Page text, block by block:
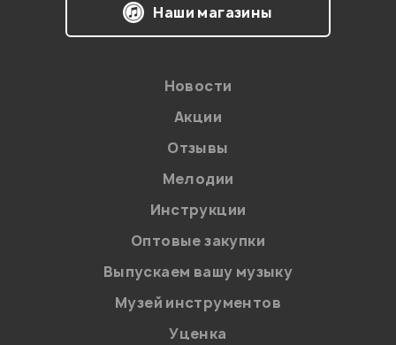
на обработку персональных данных в
Политикой в отношении обработки
персональных данных.
Введите проверочное число:
Наши магазины
Новости
Акции
Отзывы
Мелодии
Инструкции
Оптовые закупки
Выпускаем вашу музыку
Музей инструментов
Уценка